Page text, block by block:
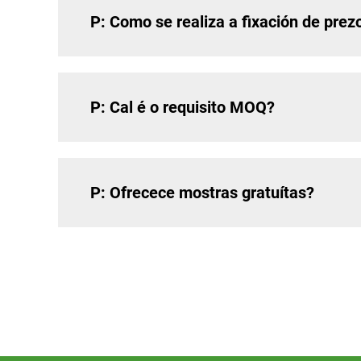
P: Como se realiza a fixación de
P: Cal é o requisito MOQ?
P: Ofrecece mostras gratuítas?